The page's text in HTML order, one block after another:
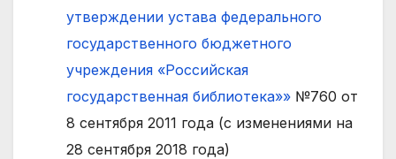
утверждении устава федерального
государственного бюджетного
учреждения «Российская
государственная библиотека»» №760 от
8 сентября 2011 года (с изменениями на
28 сентября 2018 года)